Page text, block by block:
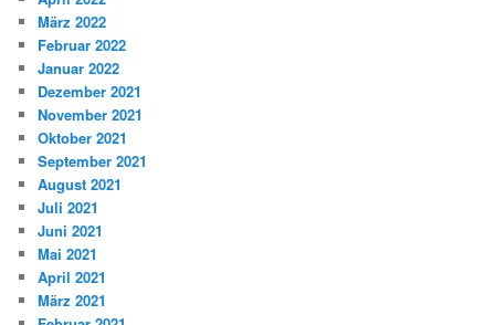
März 2022
Februar 2022
Januar 2022
Dezember 2021
November 2021
Oktober 2021
September 2021
August 2021
Juli 2021
Juni 2021
Mai 2021
April 2021
März 2021